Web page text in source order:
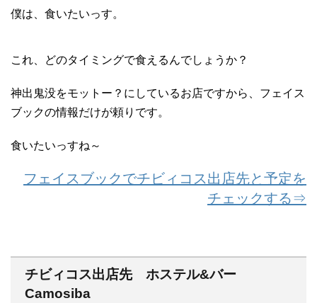
僕は、食いたいっす。
これ、どのタイミングで食えるんでしょうか？
神出鬼没をモットー？にしているお店ですから、フェイス
ブックの情報だけが頼りです。
食いたいっすね～
フェイスブックでチビィコス出店先と予定を
チェックする⇒
チビィコス出店先 ホステル&バー
Camosiba